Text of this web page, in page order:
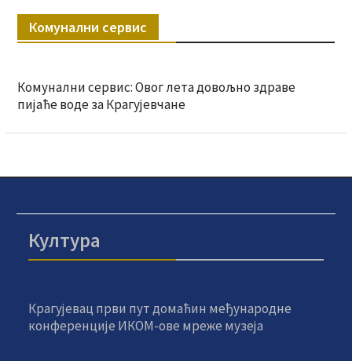
Комунални сервис
Комунални сервис: Овог лета довољно здраве
пијаће воде за Крагујевчане
Култура
Крагујевац први пут домаћин међународне
конференције ИКОМ-ове мреже музеја